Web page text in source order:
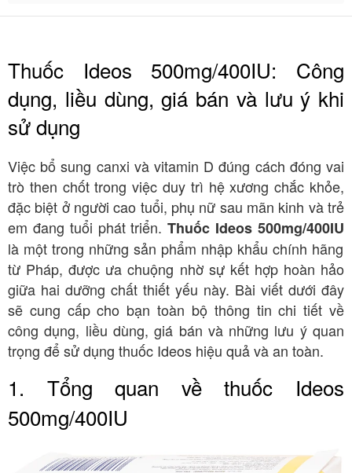
Thuốc Ideos 500mg/400IU: Công
dụng, liều dùng, giá bán và lưu ý khi
sử dụng
Việc bổ sung canxi và vitamin D đúng cách đóng vai
trò then chốt trong việc duy trì hệ xương chắc khỏe,
đặc biệt ở người cao tuổi, phụ nữ sau mãn kinh và trẻ
em đang tuổi phát triển.Thuốc Ideos 500mg/400IU
là một trong những sản phẩm nhập khẩu chính hãng
từ Pháp, được ưa chuộng nhờ sự kết hợp hoàn hảo
giữa hai dưỡng chất thiết yếu này. Bài viết dưới đây
sẽ cung cấp cho bạn toàn bộ thông tin chi tiết về
công dụng, liều dùng, giá bán và những lưu ý quan
trọng để sử dụng thuốc Ideos hiệu quả và an toàn.
1. Tổng quan về thuốc Ideos
500mg/400IU